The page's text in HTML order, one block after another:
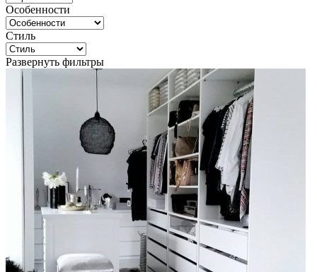
Особенности
Стиль
Развернуть фильтры